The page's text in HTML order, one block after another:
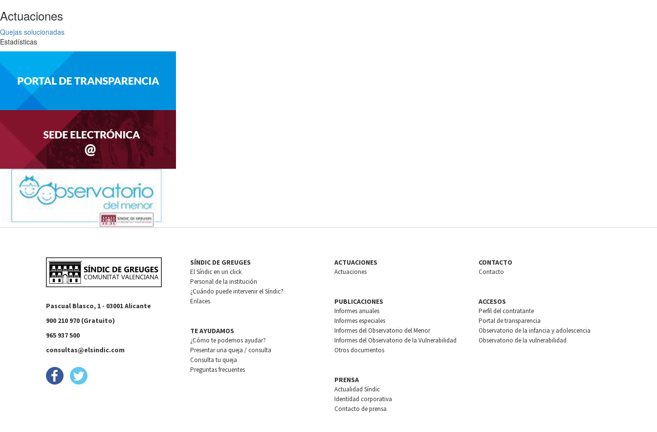
Actuaciones
Quejas solucionadas
Estadísticas
Pascual Blasco, 1 - 03001 Alicante
900 210 970 (Gratuito)
965 937 500
consultas@elsindic.com
SÍNDIC DE GREUGES
El Síndic en un click
Personal de la institución
¿Cuándo puede intervenir el Síndic?
Enlaces
TE AYUDAMOS
¿Cómo te podemos ayudar?
Presentar una queja / consulta
Consulta tu queja
Preguntas frecuentes
ACTUACIONES
Actuaciones
PUBLICACIONES
Informes anuales
Informes especiales
Informes del Observatorio del Menor
Informes del Observatorio de la Vulnerabilidad
Otros documentos
PRENSA
Actualidad Síndic
Identidad corporativa
Contacto de prensa
CONTACTO
Contacto
ACCESOS
Perfil del contratante
Portal de transparencia
Observatorio de la infancia y adolescencia
Observatorio de la vulnerabilidad